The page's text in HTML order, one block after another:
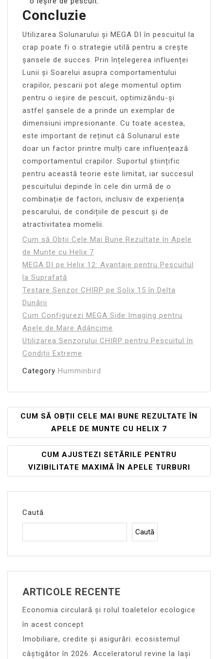
Concluzie
Utilizarea Solunarului și MEGA DI în pescuitul la
crap poate fi o strategie utilă pentru a crește
șansele de succes. Prin înțelegerea influenței
Lunii și Soarelui asupra comportamentului
crapilor, pescarii pot alege momentul optim
pentru o ieșire de pescuit, optimizându-și
astfel șansele de a prinde un exemplar de
dimensiuni impresionante. Cu toate acestea,
este important de reținut că Solunarul este
doar un factor printre mulți care influențează
comportamentul crapilor. Suportul științific
pentru această teorie este limitat, iar succesul
pescuitului depinde în cele din urmă de o
combinație de factori, inclusiv de experiența
pescarului, de condițiile de pescuit și de
atractivitatea momelii.
Cum să Obții Cele Mai Bune Rezultate în Apele
de Munte cu Helix 7
MEGA DI pe Helix 12: Avantaje pentru Pescuitul
la Suprafață
Testare Senzor CHIRP pe Solix 15 în Delta
Dunării
Cum Configurezi MEGA Side Imaging pentru
Apele de Mare Adâncime
Utilizarea Senzorului CHIRP pentru Pescuitul în
Condiții Extreme
Category Humminbird
Navigare
În
Articole
CUM SĂ OBȚII CELE MAI BUNE REZULTATE ÎN
APELE DE MUNTE CU HELIX 7
CUM AJUSTEZI SETĂRILE PENTRU
VIZIBILITATE MAXIMĂ ÎN APELE TURBURI
Caută
Caută
ARTICOLE RECENTE
Economia circulară și rolul toaletelor ecologice
în acest concept
Imobiliare, credite și asigurări: ecosistemul
câștigător în 2026. Acceleratorul revine la Iași